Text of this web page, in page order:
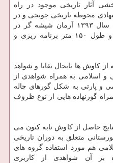
آثار تاریخی موجود در راه
محوطه تاریخی جوبجی و در
ادامه كاوش ها و گمانه زنی های سال ۱۳۹۳ آرمان شیشه گر در
محدوده اعلام شده به عرض ۱۰ و طول ۱۵۰ متر برنامه ریزی و
كاوش ها تابحال بقایا و شواهد
و اسلامی به همراه شواهدی از
و پارتی به شكل گورهای چاله
گورنهاده هایی از نوع ظروف
حاصل از كاوش تابه كنون می
متعلق به دوران تاریخی
هم مورد استفاده گروه های
بر آن شواهدی از كاربری